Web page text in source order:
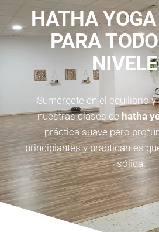
HATHA
PARA
Sumérgete en el equilibrio
nuestras clases de hatha
práctica suave pero
principiantes y practicantes
sólida.